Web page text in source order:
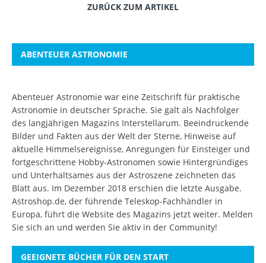
ZURÜCK ZUM ARTIKEL
ABENTEUER ASTRONOMIE
Abenteuer Astronomie war eine Zeitschrift für praktische
Astronomie in deutscher Sprache. Sie galt als Nachfolger
des langjährigen Magazins Interstellarum. Beeindruckende
Bilder und Fakten aus der Welt der Sterne, Hinweise auf
aktuelle Himmelsereignisse, Anregungen für Einsteiger und
fortgeschrittene Hobby-Astronomen sowie Hintergründiges
und Unterhaltsames aus der Astroszene zeichneten das
Blatt aus. Im Dezember 2018 erschien die letzte Ausgabe.
Astroshop.de, der führende Teleskop-Fachhändler in
Europa, führt die Website des Magazins jetzt weiter. Melden
Sie sich an und werden Sie aktiv in der Community!
GEEIGNETE BÜCHER FÜR DEN START